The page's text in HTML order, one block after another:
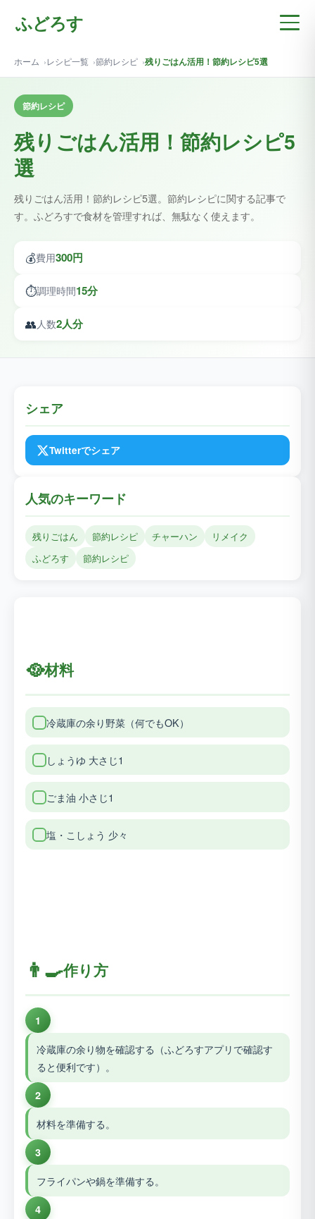
ふどろす
ホーム レシピ一覧 節約レシピ 残りごはん活用！節約レシピ5選
節約レシピ
残りごはん活用！節約レシピ5
選
残りごはん活用！節約レシピ5選。節約レシピに関する記事で
す。ふどろすで食材を管理すれば、無駄なく使えます。
💰費用300円
⏱️調理時間15分
👥人数2人分
🥘材料
冷蔵庫の余り野菜（何でもOK）
しょうゆ 大さじ1
ごま油 小さじ1
塩・こしょう 少々
👨‍🍳作り方
1
冷蔵庫の余り物を確認する（ふどろすアプリで確認す
ると便利です）。
2
材料を準備する。
3
フライパンや鍋を準備する。
4
シェア
Twitterでシェア
人気のキーワード
残りごはん 節約レシピ チャーハン
リメイク
ふどろす
節約レシピ